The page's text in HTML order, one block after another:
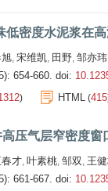
低密度水泥浆在
, 宋维凯, 田野, 邹亦玮
654-660. doi:
) HTML (415
压气层窄密度窗
才, 叶素桃, 邹双, 王
661-667. doi: